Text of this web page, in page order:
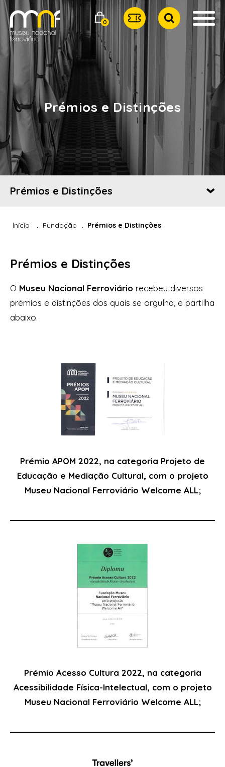
0
Prémios e Distinções
Prémios e Distinções
Início Fundação Prémios e Distinções
Prémios e Distinções
O Museu Nacional Ferroviário recebeu diversos
prémios e distinções dos quais se orgulha, e partilha
abaixo.
Prémio APOM 2022, na categoria Projeto de
Educação e Mediação Cultural, com o projeto
Museu Nacional Ferroviário Welcome ALL;
Prémio Acesso Cultura 2022, na categoria
Acessibilidade Física-Intelectual, com o projeto
Museu Nacional Ferroviário Welcome ALL;